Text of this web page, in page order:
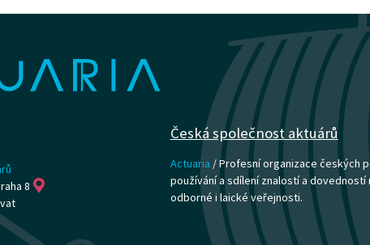
8
Česká společnost aktuárů
Actuaria / Profesní organizace českých
používání a sdílení znalostí a
odborné i laické veřejnosti.